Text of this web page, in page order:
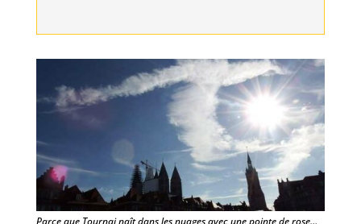
Parce que Tournai naît dans les nuages avec une pointe de rose…